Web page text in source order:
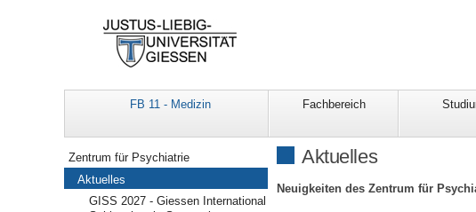
FB 11 - Medizin Fachbereich
Aktuelles
Neuigkeiten des Zentrum für
Navigation
Zentrum für Psychiatrie
Aktuelles
GISS 2027 - Giessen International